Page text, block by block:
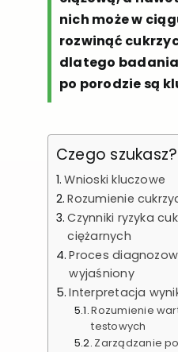
nich może w
rozwinąć
dlatego
po porodzie są
Czego szukasz?
Wnioski kluczowe
Rozumienie
Czynniki ryzyka
ciężarnych
Proces
wyjaśniony
Interpretacja
Rozumienie
testowych
Zarządzanie